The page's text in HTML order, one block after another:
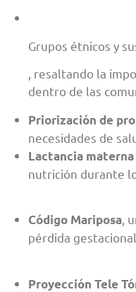
Grupos étnicos y
, resaltando la
dentro de las
Priorización de
necesidades de
Lactancia
nutrición durante
Código Mariposa ,
pérdida
Proyección Tele